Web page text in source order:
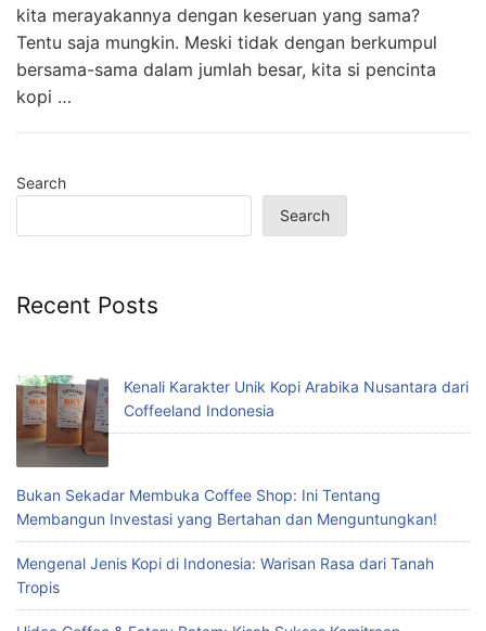
kita merayakannya dengan keseruan yang sama?
Tentu saja mungkin. Meski tidak dengan berkumpul
bersama-sama dalam jumlah besar, kita si pencinta
kopi …
Search
Search
Recent Posts
Kenali Karakter Unik Kopi Arabika Nusantara dari
Coffeeland Indonesia
Bukan Sekadar Membuka Coffee Shop: Ini Tentang
Membangun Investasi yang Bertahan dan Menguntungkan!
Mengenal Jenis Kopi di Indonesia: Warisan Rasa dari Tanah
Tropis